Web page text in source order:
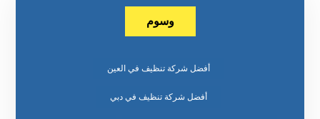
وسوم
أفضل شركة تنظيف في العين
أفضل شركة تنظيف في دبي